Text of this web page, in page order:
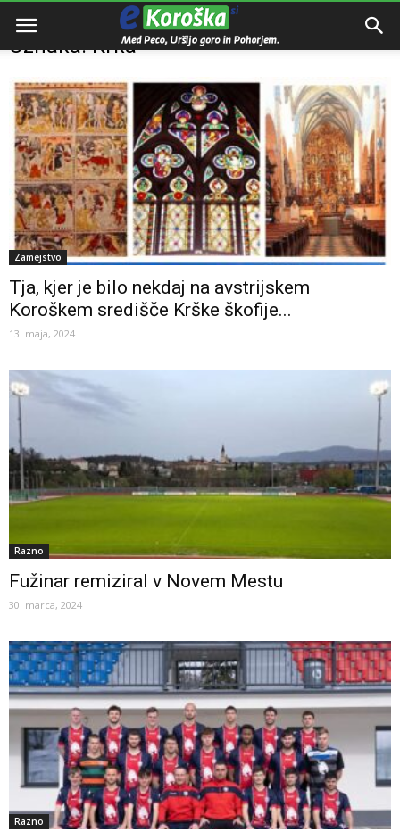
Domov Krka
Oznaka: Krka
Zamejstvo
Tja, kjer je bilo nekdaj na avstrijskem
Koroškem središče Krške škofije...
13. maja, 2024
Razno
Fužinar remiziral v Novem Mestu
30. marca, 2024
Razno